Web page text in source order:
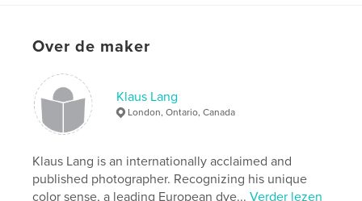
Trefwoorden
rolling
Over de maker
Klaus Lang
London, Ontario, Canada
Klaus Lang is an internationally acclaimed and
published photographer. Recognizing his unique
color sense, a leading European dye...Verder lezen